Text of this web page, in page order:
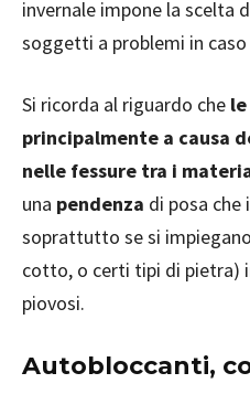
invernale impone la scelta
soggetti a problemi in
Si ricorda al riguardo che
principalmente a causa
nelle fessure tra i
una pendenza di posa che
soprattutto se si
cotto, o certi tipi di pietra)
piovosi.
Autobloccanti,